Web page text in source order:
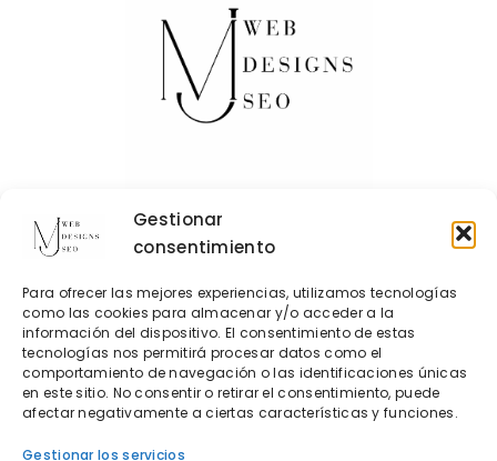
Gestionar
consentimiento
Para ofrecer las mejores experiencias, utilizamos tecnologías
como las cookies para almacenar y/o acceder a la
información del dispositivo. El consentimiento de estas
tecnologías nos permitirá procesar datos como el
comportamiento de navegación o las identificaciones únicas
en este sitio. No consentir o retirar el consentimiento, puede
afectar negativamente a ciertas características y funciones.
Gestionar los servicios
Política de Cookies
Política de privacidad
AdelantIA
Diseño web para clínicas veterinarias